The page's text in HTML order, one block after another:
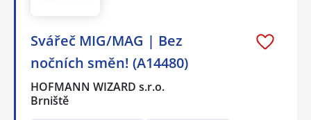
Svářeč MIG/MAG | Bez
nočních směn! (A14480)
HOFMANN WIZARD s.r.o.
Brniště